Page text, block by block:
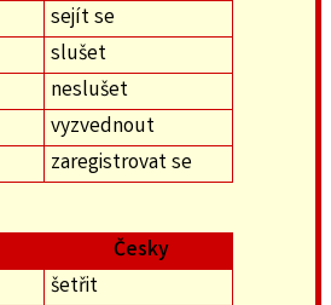
sejít se
slušet
neslušet
vyzvednout
zaregistrovat se
Česky
šetřit